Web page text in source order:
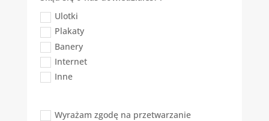
Ulotki
Plakaty
Banery
Internet
Inne
Wyrażam zgodę na przetwarzanie